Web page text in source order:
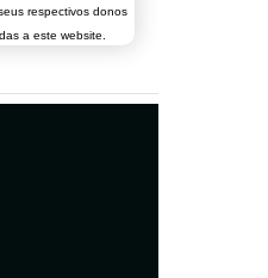
respectivos donos
a este website.